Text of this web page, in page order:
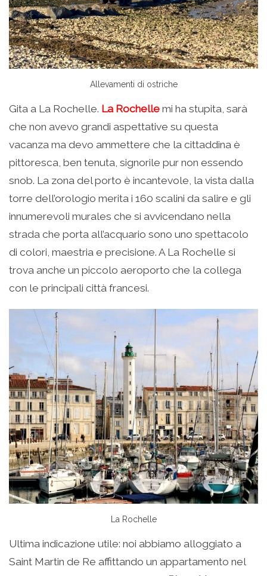
Allevamenti di ostriche
Gita a La Rochelle. La Rochelle mi ha stupita, sarà
che non avevo grandi aspettative su questa
vacanza ma devo ammettere che la cittaddina è
pittoresca, ben tenuta, signorile pur non essendo
snob. La zona del porto è incantevole, la vista dalla
torre dell’orologio merita i 160 scalini da salire e gli
innumerevoli murales che si avvicendano nella
strada che porta all’acquario sono uno spettacolo
di colori, maestria e precisione. A La Rochelle si
trova anche un piccolo aeroporto che la collega
con le principali città francesi.
La Rochelle
Ultima indicazione utile: noi abbiamo alloggiato a
Saint Martin de Re affittando un appartamento nel